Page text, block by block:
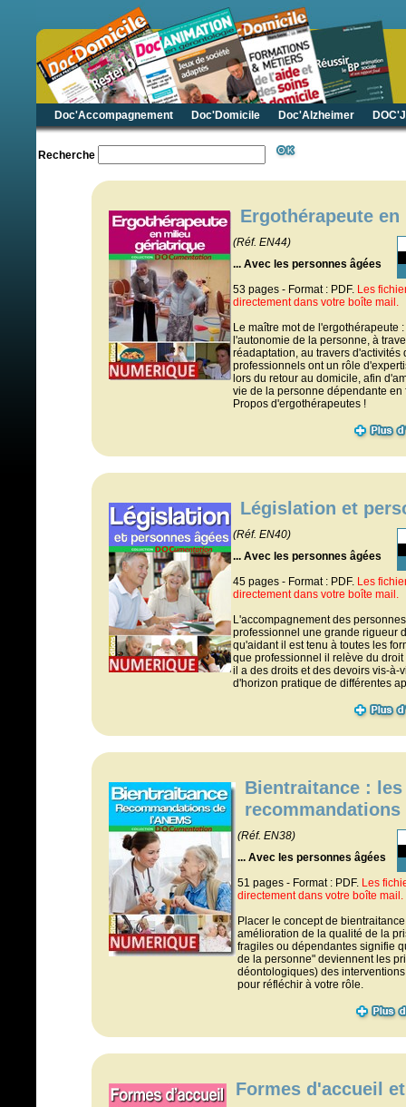
Doc'Accompagnement Doc'Domicile Doc'Alzheimer
Recherche
Ergothérapeute
(Réf. EN44)
... Avec les personnes âgées
53 pages - Format : PDF. Les
directement dans votre boîte mail.
Le maître mot de l'ergothérapeute
l'autonomie de la personne, à
réadaptation, au travers
professionnels ont un rôle
lors du retour au domicile, afin
vie de la personne dépendante en
Propos d'ergothérapeutes !
Législation et
(Réf. EN40)
... Avec les personnes âgées
45 pages - Format : PDF. Les
directement dans votre boîte mail.
L'accompagnement des
professionnel une grande rigueur
qu'aidant il est tenu à toutes les
que professionnel il relève du
il a des droits et des devoirs vis-à-
d'horizon pratique de différentes
Bientraitance : les
recommandations
(Réf. EN38)
... Avec les personnes âgées
51 pages - Format : PDF. Les
directement dans votre boîte mail.
Placer le concept de
amélioration de la qualité de la
fragiles ou dépendantes signifie
de la personne" deviennent les
déontologiques) des
pour réfléchir à votre rôle.
Formes d'accueil